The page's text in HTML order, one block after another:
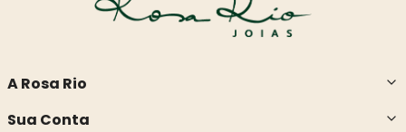
A Rosa Rio
Sua Conta